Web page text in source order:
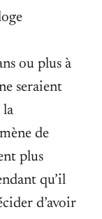
ou plus à
seraient
la
de
plus
qu’il
d’avoir